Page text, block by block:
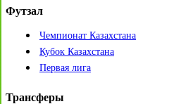
Футзал
Чемпионат Казахстана
Кубок Казахстана
Первая лига
Трансферы